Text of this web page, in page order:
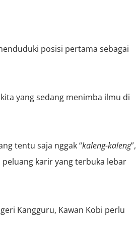
posisi pertama sebagai
yang sedang menimba ilmu di
tentu saja nggak “kaleng-kaleng”,
karir yang terbuka lebar
Kangguru, Kawan Kobi perlu